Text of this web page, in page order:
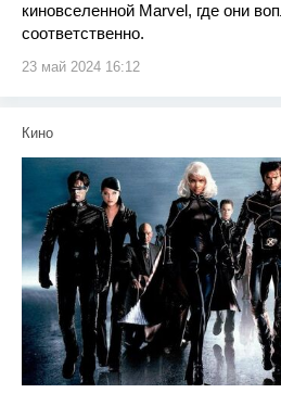
киновселенной Marvel, где они
соответственно.
23 май 2024 16:12
Кино